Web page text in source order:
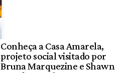
Conheça a Casa Amarela,
projeto social visitado por
Bruna Marquezine e Shawn